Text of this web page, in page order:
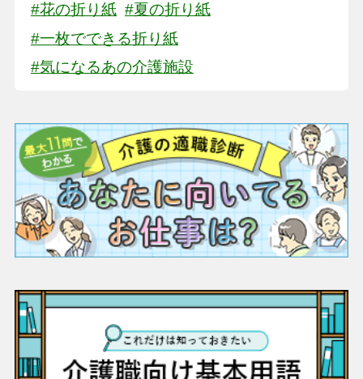
#花の折り紙 #夏の折り紙
#一枚でできる折り紙
#気になるあの介護施設